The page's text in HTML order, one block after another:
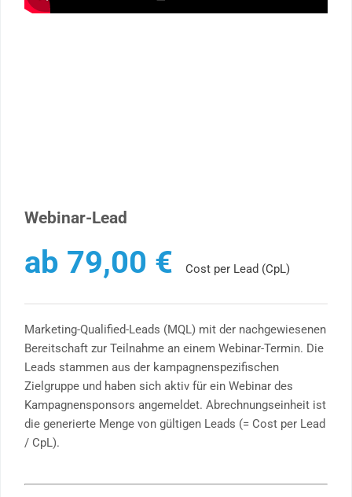
Webinar-Lead
ab 79,00 € Cost per Lead (CpL)
Marketing-Qualified-Leads (MQL) mit der nachgewiesenen
Bereitschaft zur Teilnahme an einem Webinar-Termin. Die
Leads stammen aus der kampagnenspezifischen
Zielgruppe und haben sich aktiv für ein Webinar des
Kampagnensponsors angemeldet. Abrechnungseinheit ist
die generierte Menge von gültigen Leads (= Cost per Lead
/ CpL).